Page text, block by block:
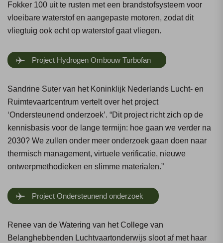
Fokker 100 uit te rusten met een brandstofsysteem voor
vloeibare waterstof en aangepaste motoren, zodat dit
vliegtuig ook echt op waterstof gaat vliegen.
Project Hydrogen Ombouw Turbofan
Sandrine Suter van het Koninklijk Nederlands Lucht- en
Ruimtevaartcentrum vertelt over het project
‘Ondersteunend onderzoek’. “Dit project richt zich op de
kennisbasis voor de lange termijn: hoe gaan we verder na
2030? We zullen onder meer onderzoek gaan doen naar
thermisch management, virtuele verificatie, nieuwe
ontwerpmethodieken en slimme materialen.”
Project Ondersteunend onderzoek
Renee van de Watering van het College van
Belanghebbenden Luchtvaartonderwijs sloot af met haar